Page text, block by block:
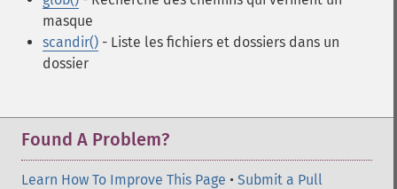
masque
scandir() - Liste les fichiers et dossiers dans un
dossier
Found A Problem?
Learn How To Improve This Page • Submit a Pull